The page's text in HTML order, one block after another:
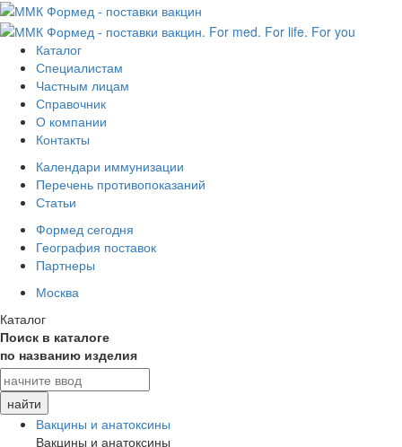
Каталог
Специалистам
Частным лицам
Справочник
О компании
Контакты
Календари иммунизации
Перечень противопоказаний
Статьи
Формед сегодня
География поставок
Партнеры
Москва
Каталог
Поиск в каталоге
по названию изделия
Вакцины и анатоксины
Вакцины и анатоксины